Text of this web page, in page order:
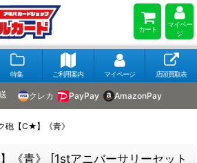
カート
マイペー
ジ
特集 ご利用案内 マイページ 店頭買取表
クレカ PayPay AmazonPay
砲【C★】《青》
《青》 [1stアニバーサリーセット